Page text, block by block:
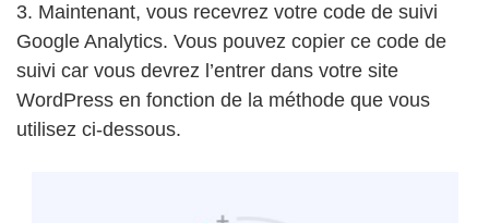
3. Maintenant, vous recevrez votre code de suivi
Google Analytics. Vous pouvez copier ce code de
suivi car vous devrez l’entrer dans votre site
WordPress en fonction de la méthode que vous
utilisez ci-dessous.